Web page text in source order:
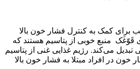
برای کمک به کنترل فشار خون بالا
قَوّغَک منبع خوبی از پتاسیم هستند که
تبدیل می‌کند. رژیم غذایی غنی از پتاسیم
در افراد مبتلا به فشار خون بالا